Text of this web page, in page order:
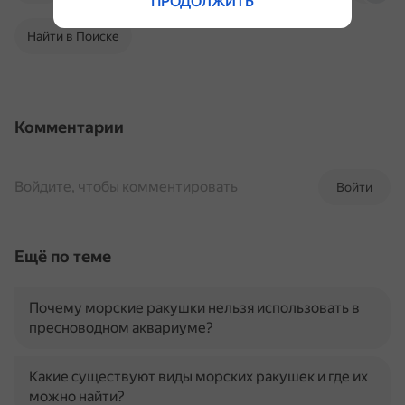
Найти в Поиске
Комментарии
Войти
Войдите, чтобы комментировать
Ещё по теме
Почему морские ракушки нельзя использовать в
пресноводном аквариуме?
Какие существуют виды морских ракушек и где их
можно найти?